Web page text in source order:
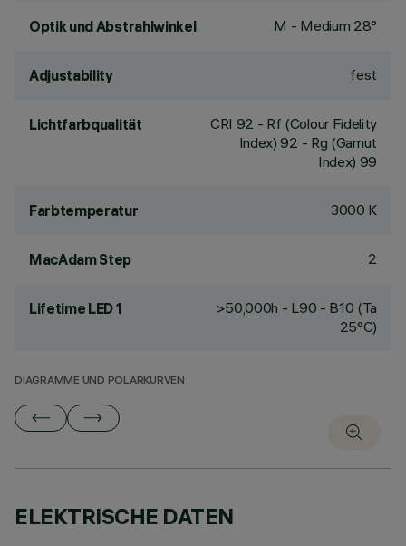
Optik und Abstrahlwinkel M - Medium 28°
Adjustability fest
Lichtfarbqualität CRI 92 - Rf (Colour Fidelity
Index) 92 - Rg (Gamut
Index) 99
Farbtemperatur 3000 K
MacAdam Step 2
Lifetime LED 1
>50,000h - L90 - B10 (Ta
25°C)
DIAGRAMME UND POLARKURVEN
ELEKTRISCHE DATEN